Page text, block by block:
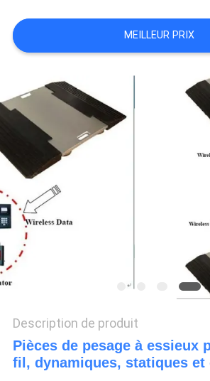
DE
LA
NOUVELLES
LES
AFFAIRES
DEMANDEZ
UN DEVIS
DU
SITE
MEILLEUR PRIX
Description de produit
Pièces de pesage à essieux
fil, dynamiques, statiques et